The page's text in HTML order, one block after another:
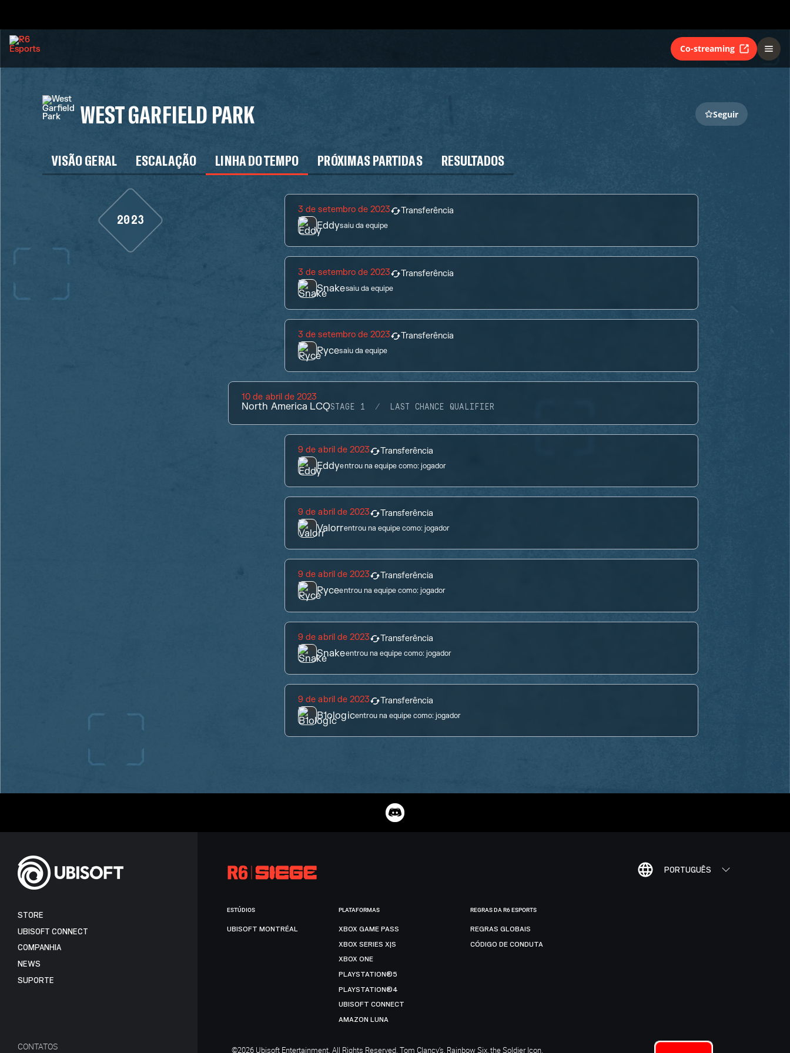
Co-streaming
WEST GARFIELD PARK Seguir
VISÃO GERAL ESCALAÇÃO LINHA DO TEMPO PRÓXIMAS PARTIDAS RESULTADOS
2023
3 de setembro de 2023 Transferência
Eddysaiu da equipe
3 de setembro de 2023 Transferência
Snakesaiu da equipe
3 de setembro de 2023 Transferência
Rycesaiu da equipe
10 de abril de 2023
North America LCQSTAGE 1 LAST CHANCE QUALIFIER
9 de abril de 2023 Transferência
Eddyentrou na equipe como:jogador
9 de abril de 2023 Transferência
Valorrentrou na equipe como:jogador
9 de abril de 2023 Transferência
Ryceentrou na equipe como:jogador
9 de abril de 2023 Transferência
Snakeentrou na equipe como:jogador
9 de abril de 2023 Transferência
B1ologicentrou na equipe como:jogador
PORTUGUÊS
STORE
UBISOFT CONNECT
COMPANHIA
NEWS
SUPORTE
CONTATOS
ESTÚDIOS
UBISOFT MONTRÉAL
PLATAFORMAS
XBOX GAME PASS
XBOX SERIES X|S
XBOX ONE
PLAYSTATION®5
PLAYSTATION®4
UBISOFT CONNECT
AMAZON LUNA
REGRAS DA R6 ESPORTS
REGRAS GLOBAIS
CÓDIGO DE CONDUTA
©2026 Ubisoft Entertainment. All Rights Reserved. Tom Clancy’s, Rainbow Six, the Soldier Icon,